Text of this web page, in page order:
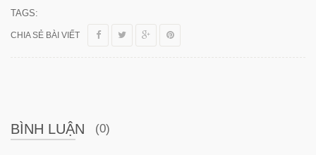
TAGS:
CHIA SẺ BÀI VIẾT
BÌNH LUẬN (0)